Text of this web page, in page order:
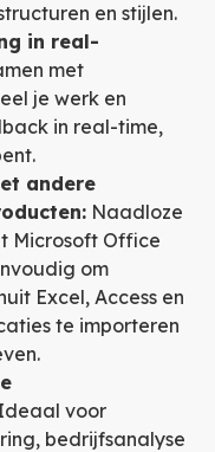
en stijlen.
in real-
met
je werk en
in real-time,
andere
Naadloze
Microsoft Office
om
Excel, Access en
te importeren
voor
bedrijfsanalyse